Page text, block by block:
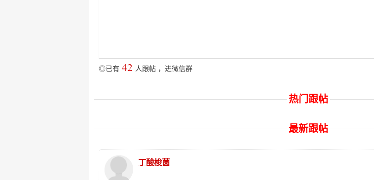
◎已有 42 人跟帖 ， 进微信群
热门跟帖
最新跟帖
丁酸梭菌